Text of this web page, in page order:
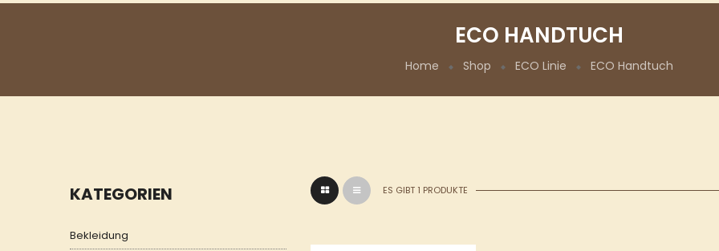
ECO HANDTUCH
Home Shop ECO Linie ECO Handtuch
KATEGORIEN
Bekleidung
ES GIBT 1 PRODUKTE